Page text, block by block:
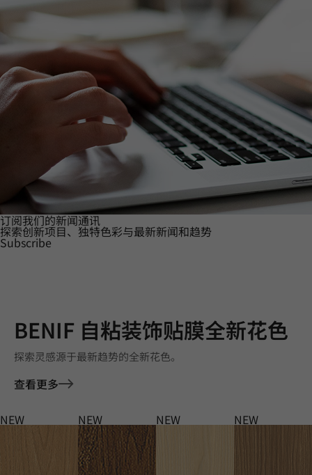
订阅我们的新闻通讯
探索创新项目、独特色彩与最新新闻和趋势
Subscribe
BENIF 自粘装饰贴膜全新花色
探索灵感源于最新趋势的全新花色。
查看更多
NEW NEW NEW NEW